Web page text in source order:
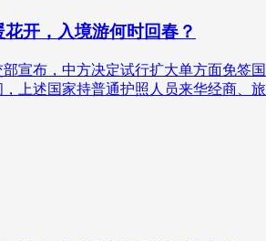
开，入境游何时回春？
部宣布，中方决定试行扩大单方面免签
，上述国家持普通护照人员来华经商、